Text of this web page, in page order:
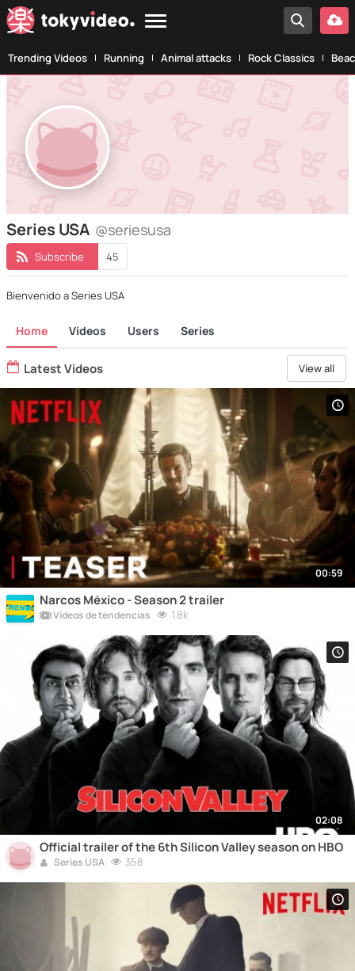
Trending Videos Running Animal attacks Rock Classics
Series USA @seriesusa
Subscribe 45
Bienvenido a Series USA
Home Videos Users Series
Latest Videos View all
00:59
Narcos México - Season 2 trailer
Vídeos de tendencias 1.8k
02:08
Official trailer of the 6th Silicon Valley season on HBO
Series USA 358